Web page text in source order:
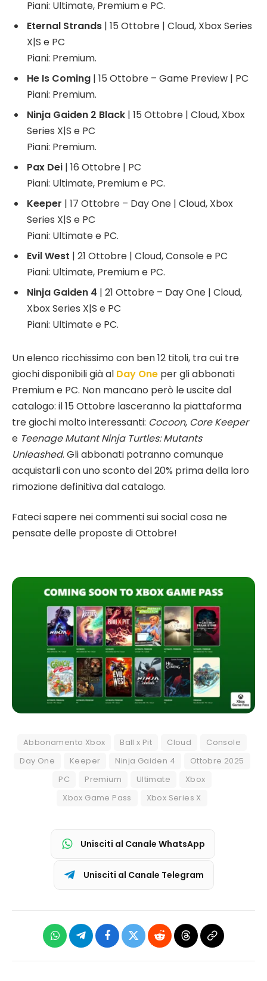
Piani: Ultimate, Premium e PC.
Eternal Strands | 15 Ottobre | Cloud, Xbox Series
X|S e PC
Piani: Premium.
He Is Coming | 15 Ottobre – Game Preview | PC
Piani: Premium.
Ninja Gaiden 2 Black | 15 Ottobre | Cloud, Xbox
Series X|S e PC
Piani: Premium.
Pax Dei | 16 Ottobre | PC
Piani: Ultimate, Premium e PC.
Keeper | 17 Ottobre – Day One | Cloud, Xbox
Series X|S e PC
Piani: Ultimate e PC.
Evil West | 21 Ottobre | Cloud, Console e PC
Piani: Ultimate, Premium e PC.
Ninja Gaiden 4 | 21 Ottobre – Day One | Cloud,
Xbox Series X|S e PC
Piani: Ultimate e PC.
Un elenco ricchissimo con ben 12 titoli, tra cui tre
giochi disponibili già al Day One per gli abbonati
Premium e PC. Non mancano però le uscite dal
catalogo: il 15 Ottobre lasceranno la piattaforma
tre giochi molto interessanti: Cocoon, Core Keeper
e Teenage Mutant Ninja Turtles: Mutants
Unleashed. Gli abbonati potranno comunque
acquistarli con uno sconto del 20% prima della loro
rimozione definitiva dal catalogo.
Fateci sapere nei commenti sui social cosa ne
pensate delle proposte di Ottobre!
Abbonamento Xbox Ball x Pit Cloud
Console
Day One
Keeper Ninja Gaiden 4
Ottobre 2025
PC
Premium Ultimate
Xbox
Xbox Game Pass
Xbox Series X
Unisciti al Canale WhatsApp
Unisciti al Canale Telegram
WhatsAppTelegramFacebook
X
RedditThreadsCopia